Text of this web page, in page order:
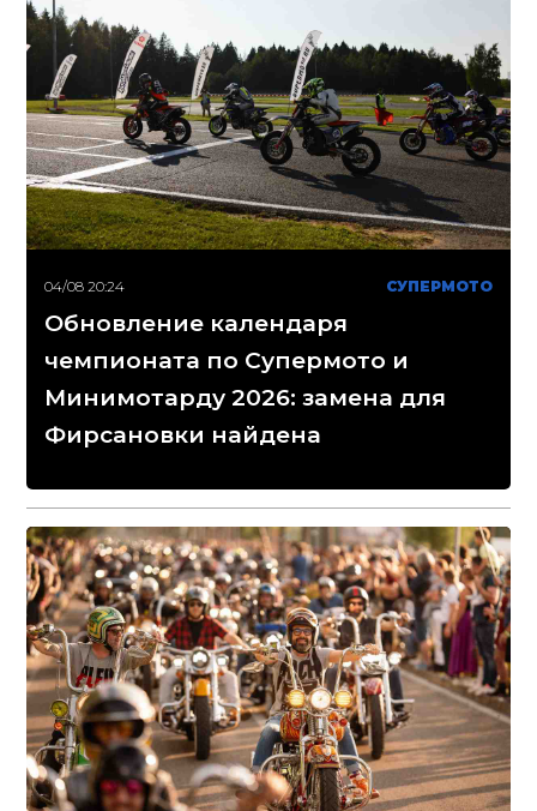
04/08 20:24 СУПЕРМОТО
Обновление календаря
чемпионата по Супермото и
Минимотарду 2026: замена для
Фирсановки найдена